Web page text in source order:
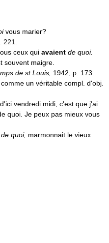
vous marier?
221.
ceux qui avaient de quoi.
souvent maigre.
de st Louis, 1942, p. 173.
un véritable compl. d'obj.
vendredi midi, c'est que j'ai
quoi. Je peux pas mieux vous
quoi, marmonnait le vieux.